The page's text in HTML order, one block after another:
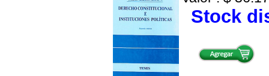
Stock